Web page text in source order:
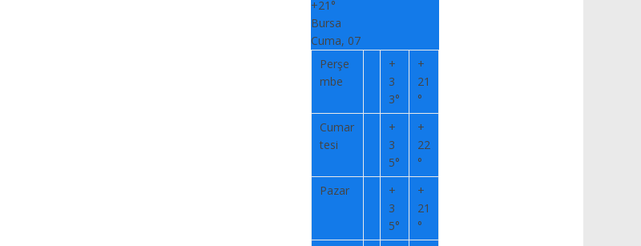
+21°
Bursa
Cuma, 07
Perşe
mbe
+
3
3°
+
21
°
Cumar
tesi
+
3
5°
+
22
°
Pazar
+
3
5°
+
21
°